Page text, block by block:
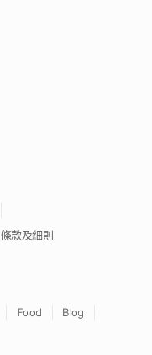
條款及細則
Food
Blog